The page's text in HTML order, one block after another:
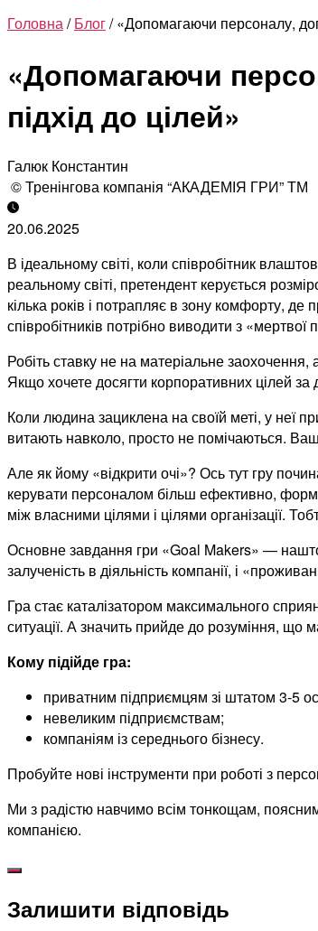
Головна/Блог/ «Допомагаючи персоналу,
«Допомагаючи
підхід до цілей»
Галюк Константин
© Тренінгова компанія “АКАДЕМІЯ ГРИ” ТМ
20.06.2025
В ідеальному світі, коли співробітник
реальному світі, претендент керується
кілька років і потрапляє в зону комфорту,
співробітників потрібно виводити з
Робіть ставку не на матеріальне заохочення,
Якщо хочете досягти корпоративних цілей
Коли людина зациклена на своїй меті, у неї
витають навколо, просто не помічаються.
Але як йому «відкрити очі»? Ось тут гру
керувати персоналом більш ефективно,
між власними цілями і цілями організації.
Основне завдання гри «Goal Makers» —
залученість в діяльність компанії, і
Гра стає каталізатором максимального
ситуації. А значить прийде до розуміння, що
Кому підійде гра:
приватним підприємцям зі штатом 3-5
невеликим підприємствам;
компаніям із середнього бізнесу.
Пробуйте нові інструменти при роботі з
Ми з радістю навчимо всім тонкощам,
компанією.
Залишити відповідь